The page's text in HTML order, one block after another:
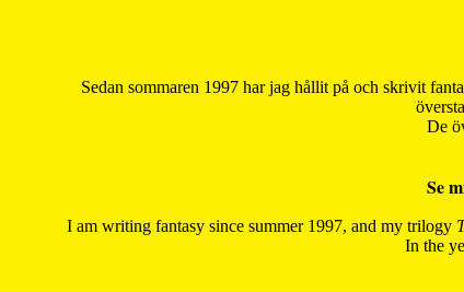
Sedan sommaren 1997 har jag hållit på och skrivit
De
Se
I am writing fantasy since summer 1997, and my trilogy
In the